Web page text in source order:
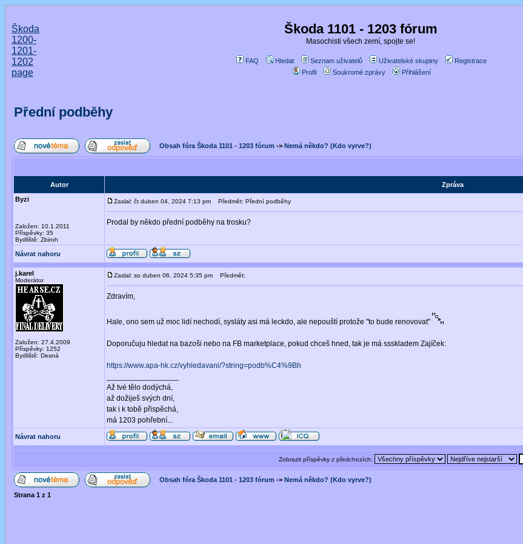
Škoda
1200-
1201-
1202
page
Škoda 1101 - 1203 fórum
Masochisti všech zemí, spojte se!
FAQ Hledat Seznam uživatelů Uživatelské skupiny
Registrace
Profil
Soukromé zprávy Přihlášení
Přední podběhy
Obsah fóra Škoda 1101 - 1203 fórum -> Nemá někdo? (Kdo vyrve?)
Autor
Zpráva
Byzi
Založen: 10.1.2011
Příspěvky: 35
Bydliště: Zbiroh
Zaslal: čt duben 04, 2024 7:13 pm Předmět: Přední podběhy
Prodal by někdo přední podběhy na trosku?
Návrat nahoru
j.karel
Moderátor
Založen: 27.4.2009
Příspěvky: 1252
Bydliště: Desná
Zaslal: so duben 06, 2024 5:35 pm Předmět:
Zdravím,
Hale, ono sem už moc lidí nechodí, sysláty asi má leckdo, ale nepouští protože "to bude renovovat"
Doporučuju hledat na bazoši nebo na FB marketplace, pokud chceš hned, tak je má ssskladem Zajíček:
https://www.apa-hk.cz/vyhledavani/?string=podb%C4%9Bh
Až tvé tělo dodýchá,
až dožiješ svých dní,
tak i k tobě přispěchá,
má 1203 pohřební...
Návrat nahoru
Zobrazit příspěvky z předchozích:
Obsah fóra Škoda 1101 - 1203 fórum -> Nemá někdo? (Kdo vyrve?)
Strana 1 z 1